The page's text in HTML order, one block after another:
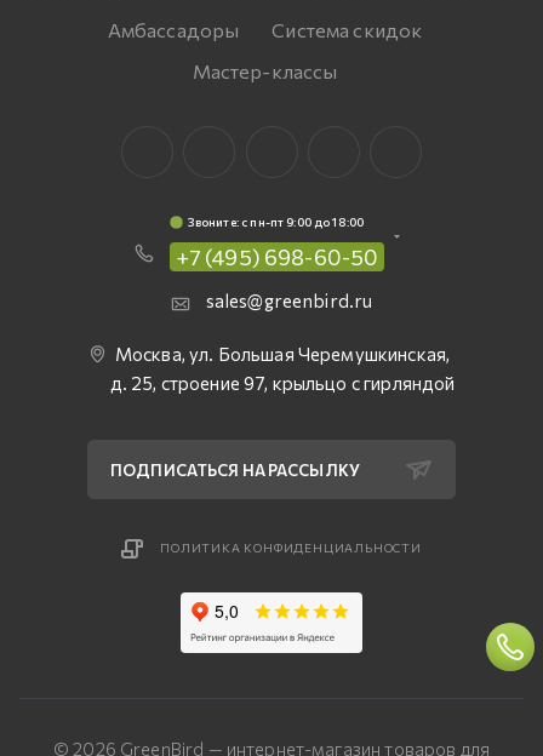
Амбассадоры
Система скидок
Мастер-классы
Звоните: c пн-пт 9:00 до 18:00
+7 (495) 698-60-50
sales@greenbird.ru
Москва, ул. Большая Черемушкинская,
д. 25, строение 97, крыльцо с гирляндой
ПОДПИСАТЬСЯ НА РАССЫЛКУ
ПОЛИТИКА КОНФИДЕНЦИАЛЬНОСТИ
© 2026 GreenBird — интернет-магазин товаров для